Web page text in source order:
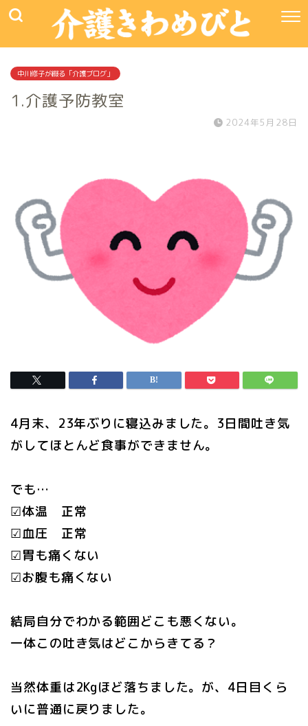
中川修子が綴る「介護ブログ」
1.介護予防教室
2024年5月28日
4月末、23年ぶりに寝込みました。3日間吐き気
がしてほとんど食事ができません。
でも…
☑体温 正常
☑血圧 正常
☑胃も痛くない
☑お腹も痛くない
結局自分でわかる範囲どこも悪くない。
一体この吐き気はどこからきてる？
当然体重は2Kgほど落ちました。が、4日目くら
いに普通に戻りました。